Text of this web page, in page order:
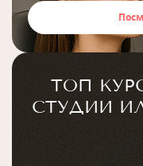
ТОП
СТУДИИ